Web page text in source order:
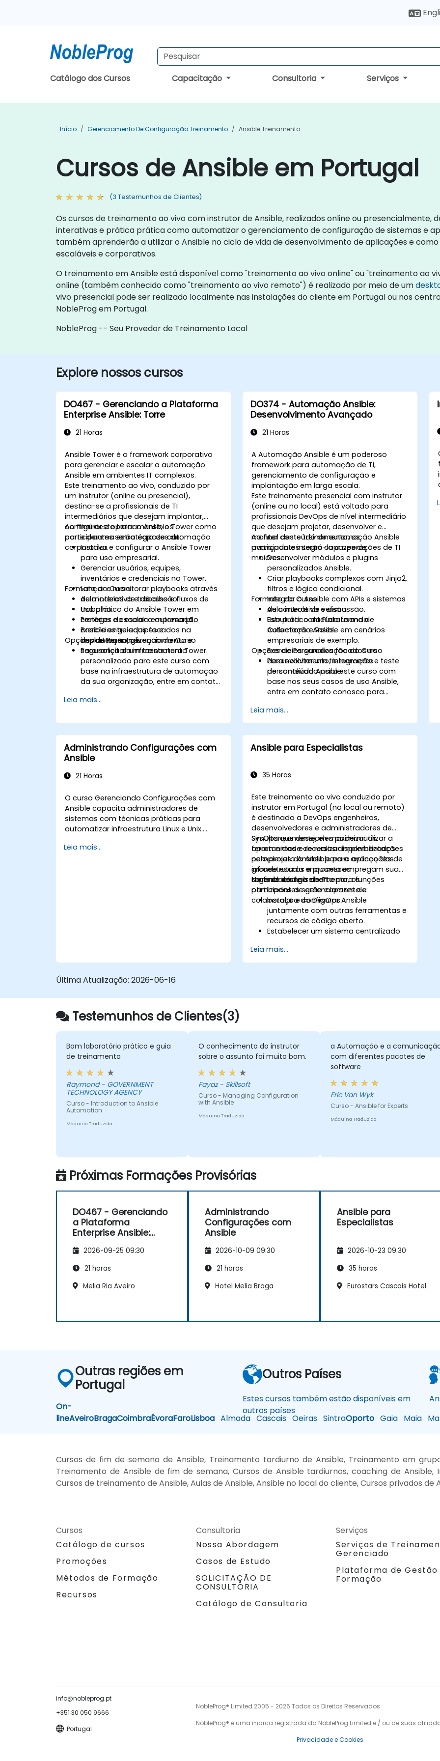
Catálogo dos Cursos Capacitação Consultoria Serviços
Início Gerenciamento De Configuração Treinamento Ansible Treinamento
Cursos de Ansible em Portugal
(3 Testemunhos de Clientes)
Os cursos de treinamento ao vivo com instrutor de Ansible, realizados online ou presencialmente,
interativas e prática prática como automatizar o gerenciamento de configuração de sistemas e
também aprenderão a utilizar o Ansible no ciclo de vida de desenvolvimento de aplicações e
escaláveis e corporativos.
O treinamento em Ansible está disponível como "treinamento ao vivo online" ou "treinamento ao
online (também conhecido como "treinamento ao vivo remoto") é realizado por meio de um
vivo presencial pode ser realizado localmente nas instalações do cliente em Portugal ou nos
NobleProg em Portugal.
NobleProg -- Seu Provedor de Treinamento Local
Explore nossos cursos
DO467 - Gerenciando a Plataforma
Enterprise Ansible: Torre
21 Horas
Ansible Tower é o framework corporativo
para gerenciar e escalar a automação
Ansible em ambientes IT complexos.
Este treinamento ao vivo, conduzido por
um instrutor (online ou presencial),
destina-se a profissionais de TI
intermediários que desejam implantar,
configurar e operar o Ansible Tower como
parte de uma estratégia de automação
corporativa.
Ao final deste treinamento, os
participantes serão capazes de:
Instalar e configurar o Ansible Tower
para uso empresarial.
Gerenciar usuários, equipes,
inventários e credenciais no Tower.
Lançar e monitorar playbooks através
de modelos de trabalho e fluxos de
trabalho.
Proteger e escalar a automação
Ansible entre equipes e
departamentos.
Formato do Curso
Aula interativa e discussão.
Uso prático do Ansible Tower em
cenários de escala empresarial.
Exercícios guiados focados na
implantação, gerenciamento e
segurança da infraestrutura Tower.
Opções de Personalização do Curso
Para solicitar um treinamento
personalizado para este curso com
base na infraestrutura de automação
da sua organização, entre em contato
Leia mais...
DO374 - Automação Ansible:
Desenvolvimento Avançado
21 Horas
A Automação Ansible é um poderoso
framework para automação de TI,
gerenciamento de configuração e
implantação em larga escala.
Este treinamento presencial com instrutor
(online ou no local) está voltado para
profissionais DevOps de nível intermediário
que desejam projetar, desenvolver e
manter conteúdo de automação Ansible
avançada e integrá-lo a operações de TI
maiores.
Ao final deste treinamento, os
participantes serão capazes de:
Desenvolver módulos e plugins
personalizados Ansible.
Criar playbooks complexos com Jinja2,
filtros e lógica condicional.
Integrar o Ansible com APIs e sistemas
de controle de versão.
Estruturar conteúdo usando
Collections e Roles.
Formato do Curso
Aula interativa e discussão.
Uso prático da Plataforma de
Automação Ansible em cenários
empresariais de exemplo.
Exercícios guiados focados no
desenvolvimento, integração e teste
de conteúdo Ansible.
Opções de Personalização do Curso
Para solicitar um treinamento
personalizado para este curso com
base nos seus casos de uso Ansible,
entre em contato conosco para
Leia mais...
Administrando Configurações com
Ansible
21 Horas
O curso Gerenciando Configurações com
Ansible capacita administradores de
sistemas com técnicas práticas para
automatizar infraestrutura Linux e Unix.
playbooks, papéis (roles), gerenciamento
Leia mais...
Ansible para Especialistas
35 Horas
Este treinamento ao vivo conduzido por
instrutor em Portugal (no local ou remoto)
é destinado a DevOps engenheiros,
desenvolvedores e administradores de
SysOps que desejam maximizar as
ferramentas e recursos disponibilizados
pelo projeto Ansible para o avanço das
infraestruturas e processos
organizacionais de TI.
Simultaneamente, eles podem utilizar a
oportunidade de realizar implementações
complexas do Ansible para aplicações de
grande escala enquanto empregam sua
torre de código aberto para funções
otimizadas de gerenciamento e
colaboração do DevOps.
No final deste treinamento, os
participantes serão capazes de:
Instalar e configurar Ansible
juntamente com outras ferramentas e
recursos de código aberto.
Estabelecer um sistema centralizado
os recursos do projeto Ansible.
Operar ferramentas de automação e
Melhorar a execução de tarefas de
DevOps na organização e otimizar as
existentes.
Integrar o Ansible com plataformas
ferramentas do Ansible para obter
vantagens para a organização.
Leia mais...
Última Atualização: 2026-06-16
Testemunhos de Clientes(3)
Bom laboratório prático e guia
de treinamento
Raymond - GOVERNMENT
TECHNOLOGY AGENCY
Curso - Introduction to Ansible
Automation
Máquina Traduzida
O conhecimento do instrutor
sobre o assunto foi muito bom.
Fayaz - Skillsoft
Curso - Managing Configuration
with Ansible
Máquina Traduzida
a Automação e a
com diferentes pacotes de
software
Eric Van Wyk
Curso - Ansible for Experts
Máquina Traduzida
Próximas Formações Provisórias
DO467 - Gerenciando
a Plataforma
Enterprise Ansible:
2026-09-25 09:30
21 horas
Melia Ria Aveiro
Administrando
Configurações com
Ansible
2026-10-09 09:30
21 horas
Hotel Melia Braga
Ansible para
Especialistas
2026-10-23 09:30
35 horas
Eurostars Cascais Hotel
Outras regiões em
Portugal
On-
lineAveiroBragaCoimbraÉvoraFaroLisboa Almada Cascais Oeiras SintraOporto Gaia Maia
Outros Países
Estes cursos também estão disponíveis em
outros países
Cursos de fim de semana de Ansible, Treinamento tardiurno de Ansible, Treinamento em
Treinamento de Ansible de fim de semana, Cursos de Ansible tardiurnos, coaching de Ansible,
Cursos de treinamento de Ansible, Aulas de Ansible, Ansible no local do cliente, Cursos privados de
Cursos
Catálogo de cursos
Promoções
Métodos de Formação
Recursos
Consultoria
Nossa Abordagem
Casos de Estudo
SOLICITAÇÃO DE
CONSULTORIA
Catálogo de Consultoria
Serviços
Serviços de
Gerenciado
Plataforma de Gestão
Formação
info@nobleprog.pt
+351 30 050 9666
Portugal
NobleProg® Limited 2005 - 2026 Todos os Direitos Reservados
NobleProg® é uma marca registrada da NobleProg Limited e / ou de suas
Privacidade e Cookies